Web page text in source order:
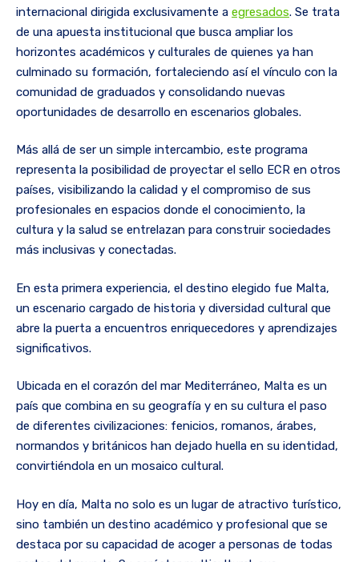
internacional dirigida exclusivamente a egresados. Se trata
de una apuesta institucional que busca ampliar los
horizontes académicos y culturales de quienes ya han
culminado su formación, fortaleciendo así el vínculo con la
comunidad de graduados y consolidando nuevas
oportunidades de desarrollo en escenarios globales.
Más allá de ser un simple intercambio, este programa
representa la posibilidad de proyectar el sello ECR en otros
países, visibilizando la calidad y el compromiso de sus
profesionales en espacios donde el conocimiento, la
cultura y la salud se entrelazan para construir sociedades
más inclusivas y conectadas.
En esta primera experiencia, el destino elegido fue Malta,
un escenario cargado de historia y diversidad cultural que
abre la puerta a encuentros enriquecedores y aprendizajes
significativos.
Ubicada en el corazón del mar Mediterráneo, Malta es un
país que combina en su geografía y en su cultura el paso
de diferentes civilizaciones: fenicios, romanos, árabes,
normandos y británicos han dejado huella en su identidad,
convirtiéndola en un mosaico cultural.
Hoy en día, Malta no solo es un lugar de atractivo turístico,
sino también un destino académico y profesional que se
destaca por su capacidad de acoger a personas de todas